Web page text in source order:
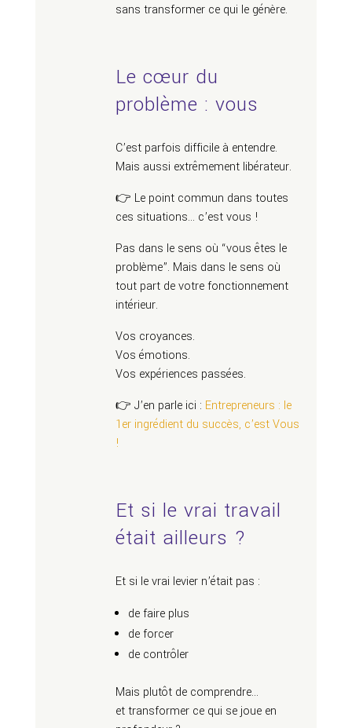
sans transformer ce qui le génère.
Le cœur du
problème : vous
C’est parfois difficile à entendre.
Mais aussi extrêmement libérateur.
👉 Le point commun dans toutes
ces situations… c’est vous !
Pas dans le sens où “vous êtes le
problème”. Mais dans le sens où
tout part de votre fonctionnement
intérieur.
Vos croyances.
Vos émotions.
Vos expériences passées.
👉 J’en parle ici : Entrepreneurs : le
1er ingrédient du succès, c’est Vous
!
Et si le vrai travail
était ailleurs ?
Et si le vrai levier n’était pas :
de faire plus
de forcer
de contrôler
Mais plutôt de comprendre…
et transformer ce qui se joue en